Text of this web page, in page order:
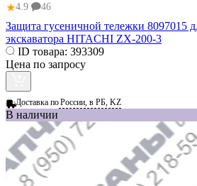
★4.9 46
Защита гусеничной тележки 8097015
экскаватора HITACHI ZX-200-3
ID товара: 393309
Цена по запросу
Доставка поРоссии, в РБ, KZ
В наличии